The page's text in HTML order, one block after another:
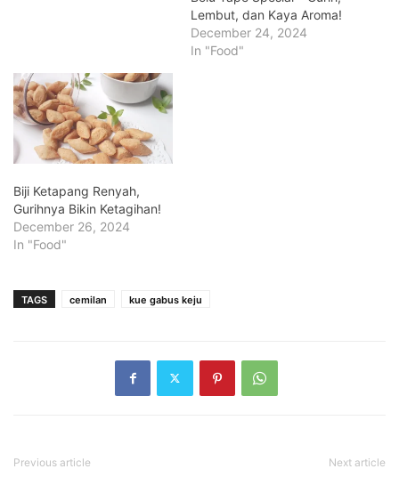
Lembut, dan Kaya Aroma!
December 24, 2024
In "Food"
Biji Ketapang Renyah,
Gurihnya Bikin Ketagihan!
December 26, 2024
In "Food"
TAGS cemilan kue gabus keju
Previous article Next article